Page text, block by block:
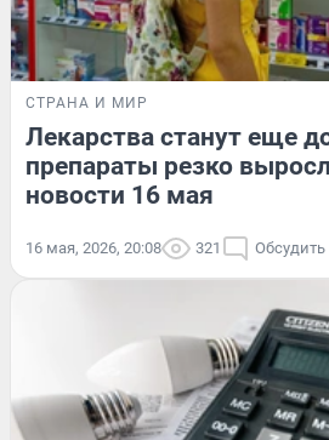
СТРАНА И МИР
Лекарства станут еще
препараты резко
новости 16 мая
16 мая, 2026, 20:08 321 Обсудить